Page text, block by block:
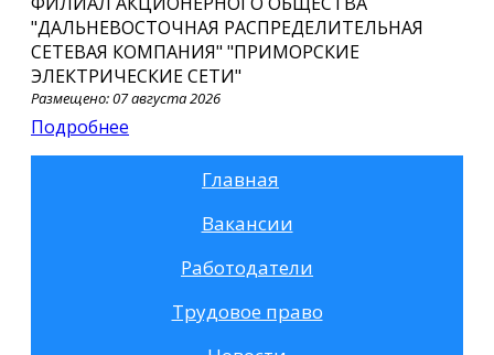
"ДАЛЬНЕВОСТОЧНАЯ РАСПРЕДЕЛИТЕЛЬНАЯ
СЕТЕВАЯ КОМПАНИЯ" "ПРИМОРСКИЕ
ЭЛЕКТРИЧЕСКИЕ СЕТИ"
Размещено: 07 августа 2026
Подробнее
Главная
Вакансии
Работодатели
Трудовое право